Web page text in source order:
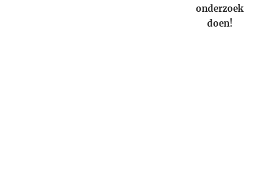
onderzoek
doen!